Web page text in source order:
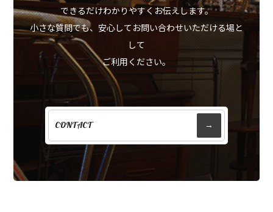
できるだけわかりやすくお伝えします。
小さな質問でも、安心してお問い合わせいただける場と
して
ご利用ください。
CONTACT →